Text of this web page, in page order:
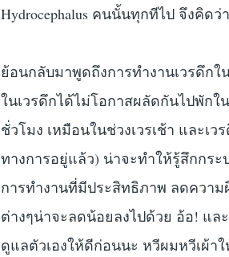
Hydrocephalus คนนั้นทุกทีไป จึงคิ
ย้อนกลับมาพูดถึงการทำงานเวรดึก
ในเวรดึกได้ไม่โอกาสผลัดกันไปพักใ
ชั่วโมง เหมือนในช่วงเวรเช้า และเ
ทางการอยู่แล้ว) น่าจะทำให้รู้สึกกร
การทำงานที่มีประสิทธิภาพ ลดความ
ต่างๆน่าจะลดน้อยลงไปด้วย อ้อ! แล
ดูแลตัวเองให้ดีก่อนนะ หวีผมหวีเผ้า